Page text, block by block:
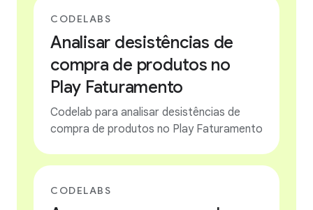
CODELABS
Analisar desistências de
compra de produtos no
Play Faturamento
Codelab para analisar desistências de
compra de produtos no Play Faturamento
CODELABS